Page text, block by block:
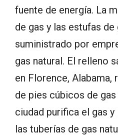
fuente de energía. La
de gas y las estufas
suministrado por
gas natural. El relleno
en Florence, Alabama,
de pies cúbicos de
ciudad purifica el gas
las tuberías de gas